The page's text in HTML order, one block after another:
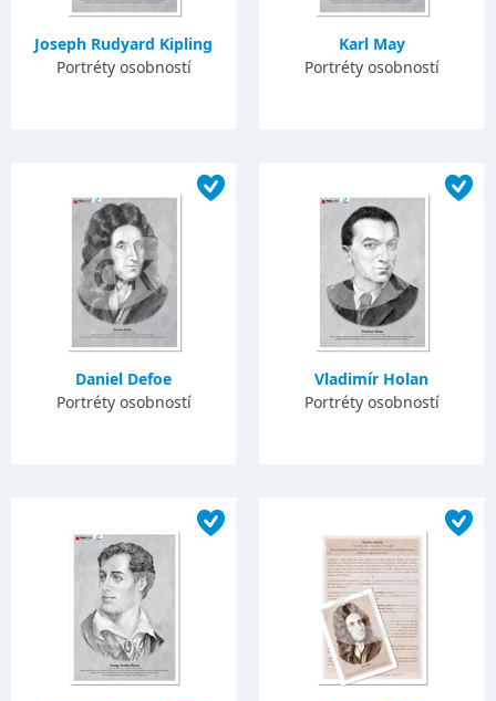
Joseph Rudyard Kipling
Portréty osobností
Karl May
Portréty osobností
Daniel Defoe
Portréty osobností
Vladimír Holan
Portréty osobností